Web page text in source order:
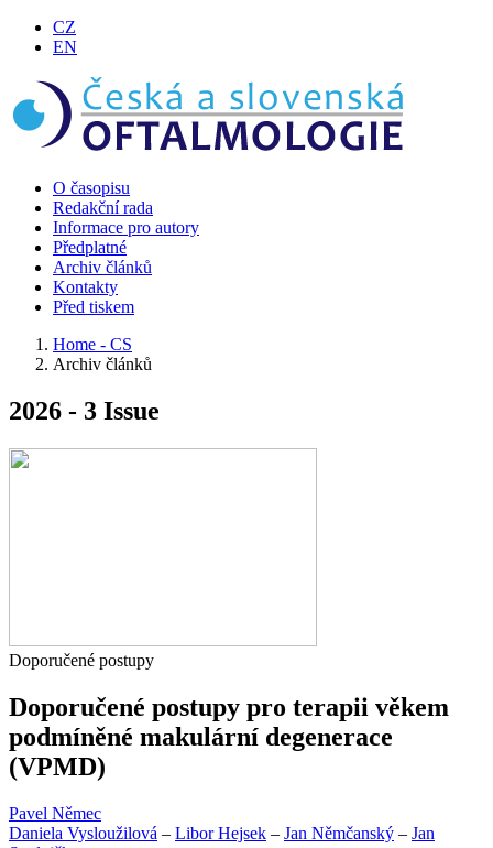
CZ
EN
O časopisu
Redakční rada
Informace pro autory
Předplatné
Archiv článků
Kontakty
Před tiskem
Home - CS
Archiv článků
2026 - 3 Issue
Doporučené postupy
Doporučené postupy pro terapii věkem
podmíněné makulární degenerace
(VPMD)
Pavel Němec
Daniela Vysloužilová – Libor Hejsek – Jan Němčanský – Jan